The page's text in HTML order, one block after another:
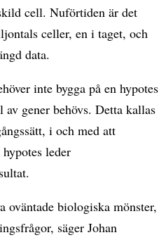
cell. Nuförtiden är det
celler, en i taget, och
data.
inte bygga på en hypotes
gener behövs. Detta kallas
i och med att
leder
oväntade biologiska mönster,
säger Johan